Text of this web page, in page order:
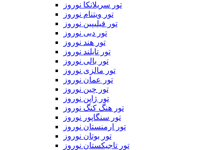
تور سریلانکا نوروز
تور ویتنام نوروز
تور فیلیپین نوروز
تور دبی نوروز
تور هند نوروز
تور تایلند نوروز
تور بالی نوروز
تور مالزی نوروز
تور عمان نوروز
تور چین نوروز
تور ژاپن نوروز
تور هنگ کنگ نوروز
تور سنگاپور نوروز
تور ارمنستان نوروز
تور بوتان نوروز
تور تاجیکستان نوروز